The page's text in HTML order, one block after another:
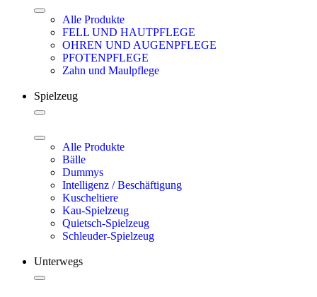
Alle Produkte
FELL UND HAUTPFLEGE
OHREN UND AUGENPFLEGE
PFOTENPFLEGE
Zahn und Maulpflege
Spielzeug
Alle Produkte
Bälle
Dummys
Intelligenz / Beschäftigung
Kuscheltiere
Kau-Spielzeug
Quietsch-Spielzeug
Schleuder-Spielzeug
Unterwegs